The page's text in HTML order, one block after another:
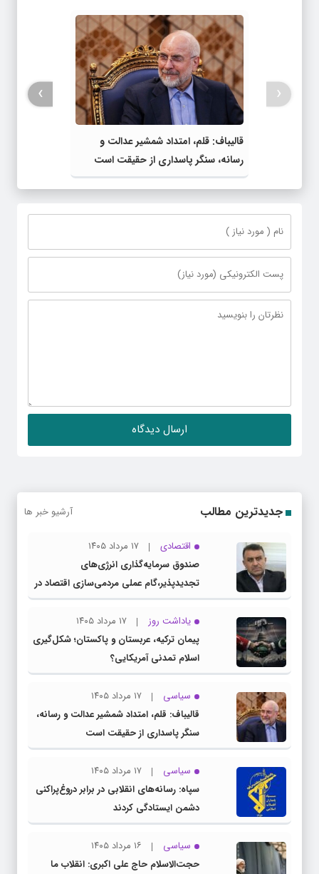
قالیباف: قلم، امتداد شمشیر عدالت و
رسانه، سنگر پاسداری از حقیقت است
‹
›
جدیدترین مطالب آرشیو خبر ها
اقتصادی
۱۷ مرداد ۱۴۰۵
صندوق سرمایه‌گذاری انرژی‌های
تجدیدپذیر،گام عملی مردمی‌سازی اقتصاد در
برنامه هفتم است
یاداشت روز
۱۷ مرداد ۱۴۰۵
پیمان ترکیه، عربستان و پاکستان؛ شکل‌گیری
اسلام تمدنی آمریکایی؟
سیاسی
۱۷ مرداد ۱۴۰۵
قالیباف: قلم، امتداد شمشیر عدالت و رسانه،
سنگر پاسداری از حقیقت است
سیاسی
۱۷ مرداد ۱۴۰۵
سپاه: رسانه‌های انقلابی در برابر دروغ‌پراکنی
دشمن ایستادگی کردند
سیاسی
۱۶ مرداد ۱۴۰۵
حجت‌الاسلام حاج علی اکبری: انقلاب ما